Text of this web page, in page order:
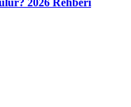
2026 Rehberi